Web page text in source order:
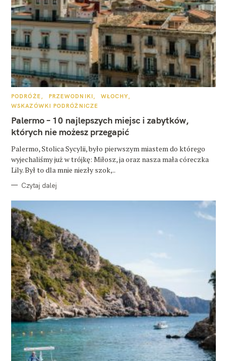
K
T
G
R
PODRÓŻE PRZEWODNIKI
WŁOCHY
WSKAZÓWKI PODRÓŻNICZE
Palermo – 10 najlepszych miejsc i zabytków,
których nie możesz przegapić
Palermo, Stolica Sycylii, było pierwszym miastem do którego
wyjechaliśmy już w trójkę: Miłosz, ja oraz nasza mała córeczka
Lily. Był to dla mnie niezły szok,..
Czytaj dalej